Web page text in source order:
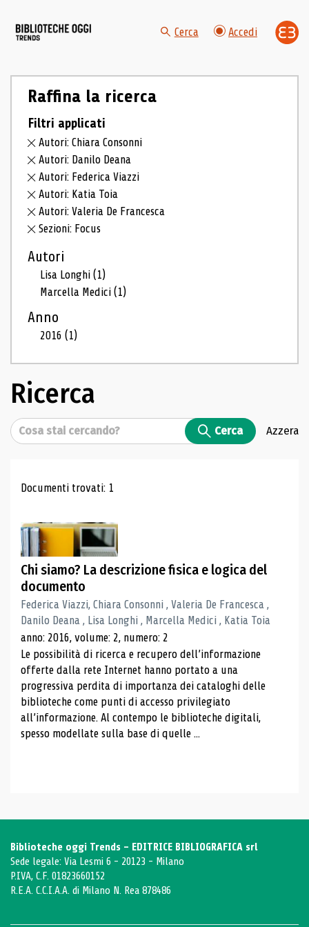
Cerca Accedi
Raffina la ricerca
Filtri applicati
Autori: Chiara Consonni
Autori: Danilo Deana
Autori: Federica Viazzi
Autori: Katia Toia
Autori: Valeria De Francesca
Sezioni: Focus
Autori
Lisa Longhi(1)
Marcella Medici(1)
Anno
2016(1)
Ricerca
Cerca Cerca Azzera
Risultati di ricerca
Documenti trovati: 1
Chi siamo? La descrizione fisica e logica del
documento
Federica Viazzi, Chiara Consonni , Valeria De Francesca ,
Danilo Deana , Lisa Longhi , Marcella Medici , Katia Toia
anno: 2016, volume: 2, numero: 2
Le possibilità di ricerca e recupero dell’informazione
offerte dalla rete Internet hanno portato a una
progressiva perdita di importanza dei cataloghi delle
biblioteche come punti di accesso privilegiato
all’informazione. Al contempo le biblioteche digitali,
spesso modellate sulla base di quelle ...
Biblioteche oggi Trends - EDITRICE BIBLIOGRAFICA srl
Sede legale: Via Lesmi 6 - 20123 - Milano
P.IVA, C.F. 01823660152
R.E.A. C.C.I.A.A. di Milano N. Rea 878486